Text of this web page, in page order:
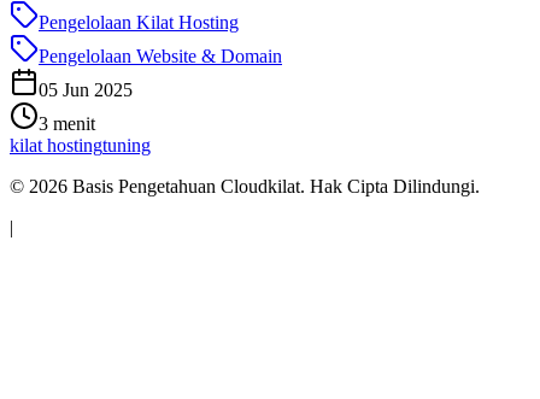
Pengelolaan Kilat Hosting
Pengelolaan Website & Domain
05 Jun 2025
3 menit
kilat hostingtuning
© 2026 Basis Pengetahuan Cloudkilat. Hak Cipta Dilindungi.
|